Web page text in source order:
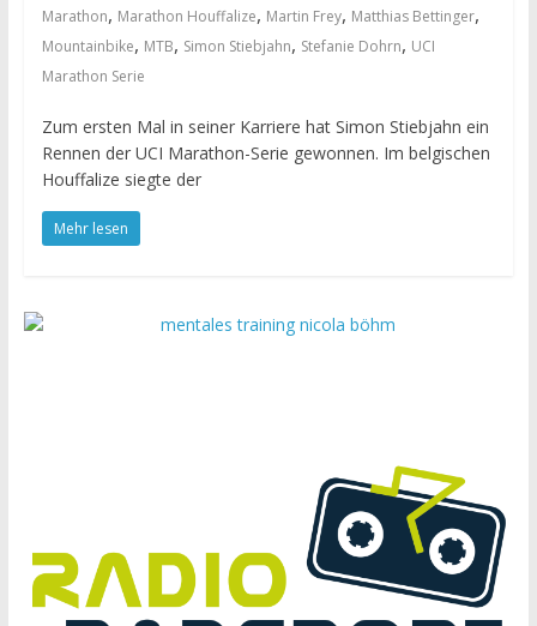
Marathon, Marathon Houffalize, Martin Frey, Matthias Bettinger,
Mountainbike, MTB, Simon Stiebjahn, Stefanie Dohrn, UCI
Marathon Serie
Zum ersten Mal in seiner Karriere hat Simon Stiebjahn ein
Rennen der UCI Marathon-Serie gewonnen. Im belgischen
Houffalize siegte der
Mehr lesen